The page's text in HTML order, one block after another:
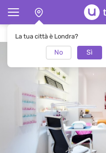
La tua città è Londra?
No Sì
Pagina principale Salone Magnolia